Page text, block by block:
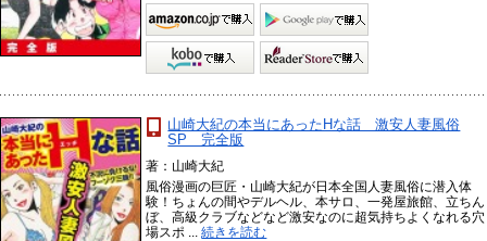
山崎大紀の本当にあったHな話 激安人妻風俗
SP 完全版
著：山崎大紀
風俗漫画の巨匠・山崎大紀が日本全国人妻風俗に潜入体
験！ちょんの間やデルヘル、本サロ、一発屋旅館、立ちん
ぼ、高級クラブなどなど激安なのに超気持ちよくなれる穴
場スポ ...続きを読む